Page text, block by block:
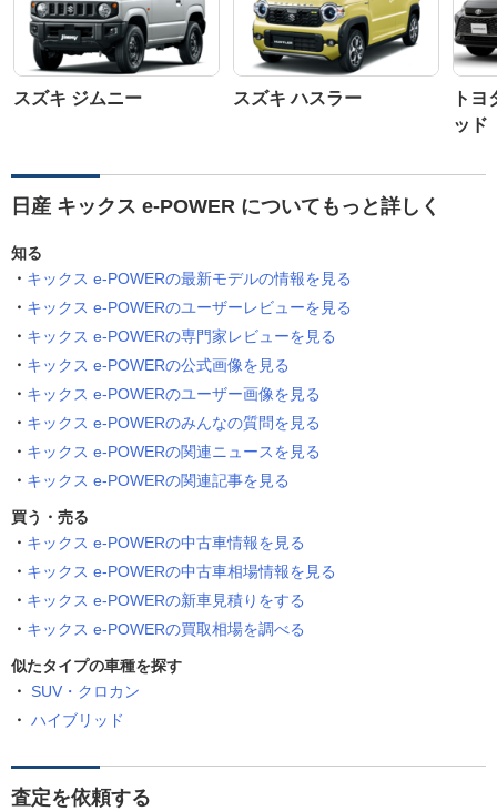
スズキ ジムニー スズキ ハスラー
ト
ッド
日産 キックス e-POWER についてもっと詳しく
知る
キックス e-POWERの最新モデルの情報を見る
キックス e-POWERのユーザーレビューを見る
キックス e-POWERの専門家レビューを見る
キックス e-POWERの公式画像を見る
キックス e-POWERのユーザー画像を見る
キックス e-POWERのみんなの質問を見る
キックス e-POWERの関連ニュースを見る
キックス e-POWERの関連記事を見る
買う・売る
キックス e-POWERの中古車情報を見る
キックス e-POWERの中古車相場情報を見る
キックス e-POWERの新車見積りをする
キックス e-POWERの買取相場を調べる
似たタイプの車種を探す
SUV・クロカン
ハイブリッド
査定を依頼する